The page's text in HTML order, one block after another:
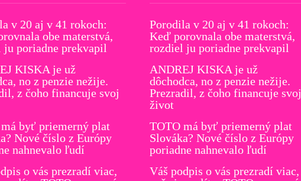
v 20 aj v 41 rokoch:
obe materstvá,
ju poriadne prekvapil
KISKA je už
no z penzie nežije.
z čoho financuje svoj
byť priemerný plat
Nové číslo z Európy
nahnevalo ľudí
o vás prezradí viac,
Porodila v 20 aj v 41 rokoch:
Keď porovnala obe materstvá,
rozdiel ju poriadne prekvapil
ANDREJ KISKA je už
dôchodca, no z penzie nežije.
Prezradil, z čoho financuje svoj
život
TOTO má byť priemerný plat
Slováka? Nové číslo z Európy
poriadne nahnevalo ľudí
Váš podpis o vás prezradí viac,